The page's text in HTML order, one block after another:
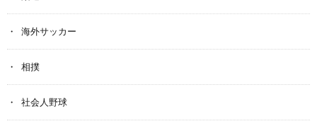
海外サッカー
相撲
社会人野球